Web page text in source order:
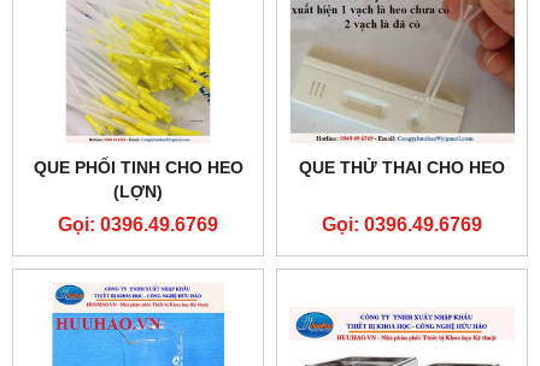
QUE PHỐI TINH CHO HEO
(LỢN)
Gọi: 0396.49.6769
QUE THỬ THAI CHO HEO
Gọi: 0396.49.6769